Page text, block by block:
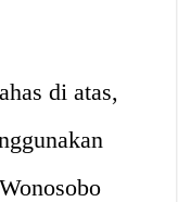
di atas,